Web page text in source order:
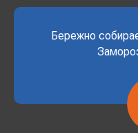
Бережно